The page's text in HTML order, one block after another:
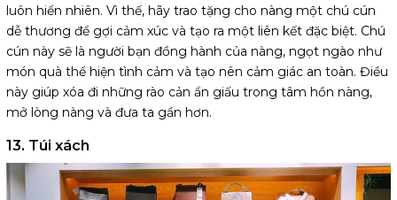
luôn hiển nhiên. Vì thế, hãy trao tặng cho nàng một chú cún
dễ thương để gợi cảm xúc và tạo ra một liên kết đặc biệt. Chú
cún này sẽ là người bạn đồng hành của nàng, ngọt ngào như
món quà thể hiện tình cảm và tạo nên cảm giác an toàn. Điều
này giúp xóa đi những rào cản ẩn giấu trong tâm hồn nàng,
mở lòng nàng và đưa ta gần hơn.
13. Túi xách